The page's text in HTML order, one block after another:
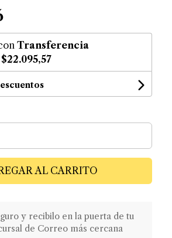
Transferencia
$22.095,57
AL CARRITO
y recibilo en la puerta de tu
de Correo más cercana